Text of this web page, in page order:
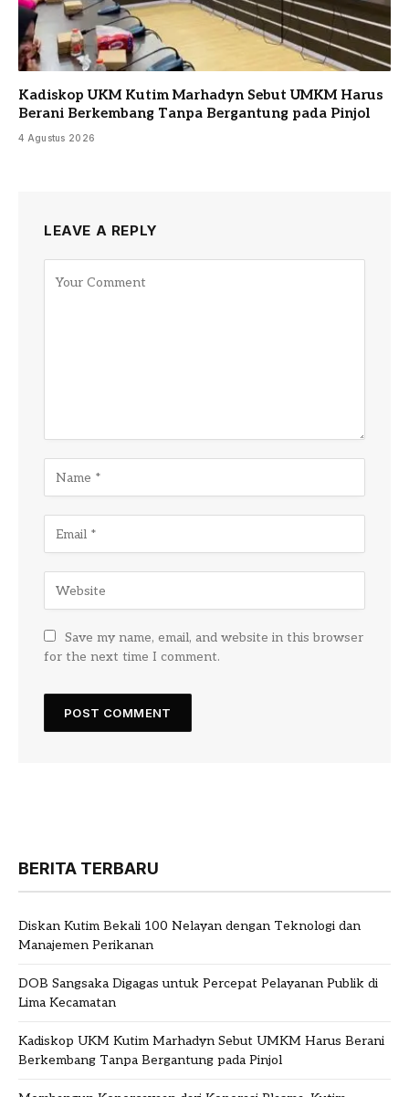
Kadiskop UKM Kutim Marhadyn Sebut UMKM Harus
Berani Berkembang Tanpa Bergantung pada Pinjol
4 Agustus 2026
LEAVE A REPLY
Save my name, email, and website in this browser
for the next time I comment.
BERITA TERBARU
Diskan Kutim Bekali 100 Nelayan dengan Teknologi dan
Manajemen Perikanan
DOB Sangsaka Digagas untuk Percepat Pelayanan Publik di
Lima Kecamatan
Kadiskop UKM Kutim Marhadyn Sebut UMKM Harus Berani
Berkembang Tanpa Bergantung pada Pinjol